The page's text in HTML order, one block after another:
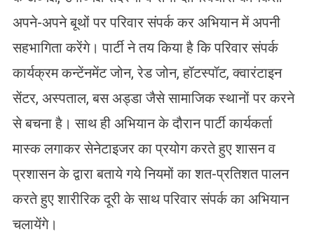
अपने-अपने बूथों पर परिवार संपर्क कर अभियान में अपनी
सहभागिता करेंगे। पार्टी ने तय किया है कि परिवार संपर्क
कार्यक्रम कन्टेंनमेंट जोन, रेड जोन, हॉटस्पॉट, क्वारंटाइन
सेंटर, अस्पताल, बस अड्डा जैसे सामाजिक स्थानों पर करने
से बचना है। साथ ही अभियान के दौरान पार्टी कार्यकर्ता
मास्क लगाकर सेनेटाइजर का प्रयोग करते हुए शासन व
प्रशासन के द्वारा बताये गये नियमों का शत-प्रतिशत पालन
करते हुए शारीरिक दूरी के साथ परिवार संपर्क का अभियान
चलायेंगे।